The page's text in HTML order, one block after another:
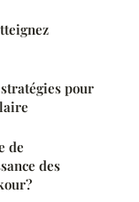
pour
de
des